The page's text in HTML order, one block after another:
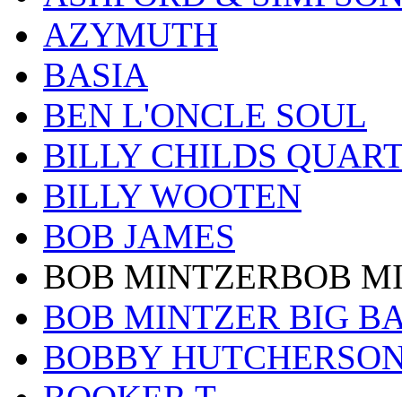
AZYMUTH
BASIA
BEN L'ONCLE SOUL
BILLY CHILDS
BILLY WOOTEN
BOB JAMES
BOB MINTZERBOB
BOB MINTZER BIG
BOBBY